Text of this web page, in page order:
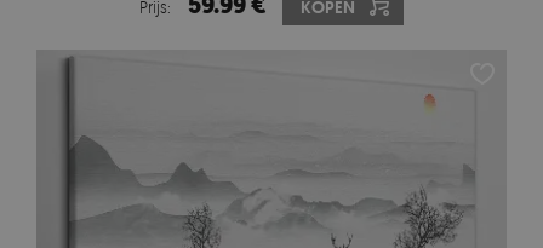
Prijs: KOPEN